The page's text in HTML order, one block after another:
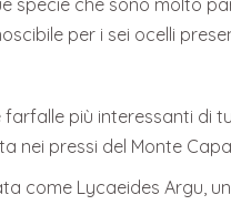
specie che sono molto
per i sei ocelli
farfalle più interessanti di
nei pressi del Monte
come Lycaeides Argu,